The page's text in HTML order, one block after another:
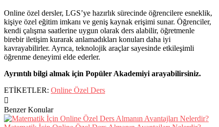
Online özel dersler, LGS’ye hazırlık sürecinde öğrencilere esneklik,
kişiye özel eğitim imkanı ve geniş kaynak erişimi sunar. Öğrenciler,
kendi çalışma saatlerine uygun olarak ders alabilir, öğretmenle
birebir iletişim kurarak anlamadıkları konuları daha iyi
kavrayabilirler. Ayrıca, teknolojik araçlar sayesinde etkileşimli
öğrenme deneyimi elde ederler.
Ayrıntılı bilgi almak için Popüler Akademiyi arayabilirsiniz.
ETİKETLER: Online Özel Ders
Benzer Konular